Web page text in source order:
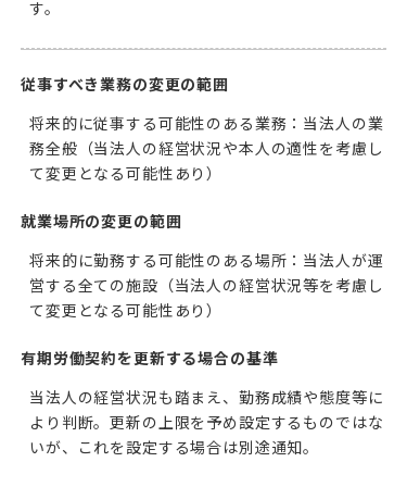
す。
従事すべき業務の変更の範囲
将来的に従事する可能性のある業務：当法人の業
務全般（当法人の経営状況や本人の適性を考慮し
て変更となる可能性あり）
就業場所の変更の範囲
将来的に勤務する可能性のある場所：当法人が運
営する全ての施設（当法人の経営状況等を考慮し
て変更となる可能性あり）
有期労働契約を更新する場合の基準
当法人の経営状況も踏まえ、勤務成績や態度等に
より判断。更新の上限を予め設定するものではな
いが、これを設定する場合は別途通知。